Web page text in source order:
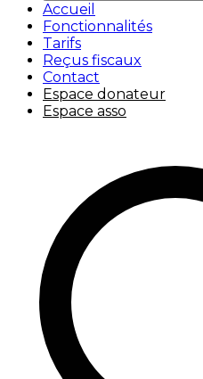
Accueil
Fonctionnalités
Tarifs
Reçus fiscaux
Contact
Espace donateur
Espace asso